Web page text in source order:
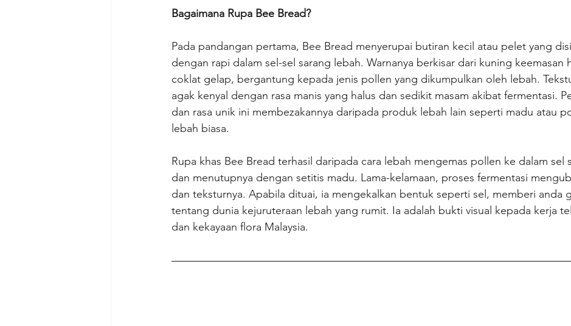
Bagaimana Rupa Bee Bread?
Pada pandangan pertama, Bee Bread menyerupai butiran kecil atau pelet yang
dengan rapi dalam sel-sel sarang lebah. Warnanya berkisar dari kuning keemasan
coklat gelap, bergantung kepada jenis pollen yang dikumpulkan oleh lebah.
agak kenyal dengan rasa manis yang halus dan sedikit masam akibat fermentasi.
dan rasa unik ini membezakannya daripada produk lebah lain seperti madu atau
lebah biasa.
Rupa khas Bee Bread terhasil daripada cara lebah mengemas pollen ke dalam sel
dan menutupnya dengan setitis madu. Lama-kelamaan, proses fermentasi
dan teksturnya. Apabila dituai, ia mengekalkan bentuk seperti sel, memberi anda
tentang dunia kejuruteraan lebah yang rumit. Ia adalah bukti visual kepada kerja
dan kekayaan flora Malaysia.